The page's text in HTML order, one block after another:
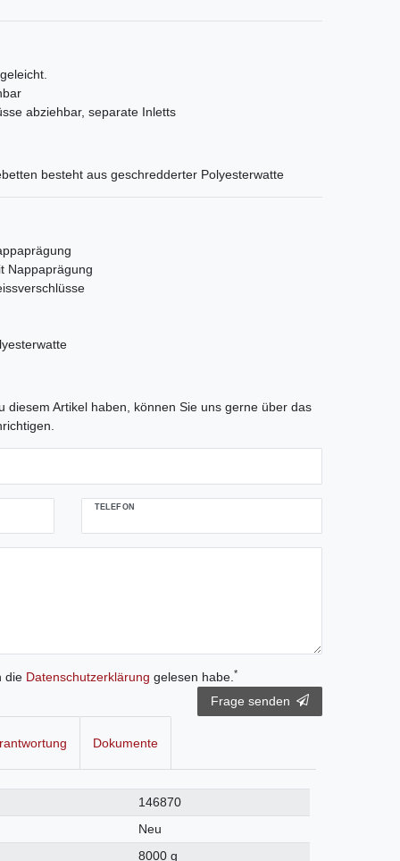
abziehbar, separate Inletts
besteht aus geschredderter Polyesterwatte
Nappaprägung
diesem Artikel haben, können Sie uns gerne über das
TELEFON
die Daten­schutz­erklärung gelesen habe.*
Frage senden
Dokumente
146870
Neu
8000 g